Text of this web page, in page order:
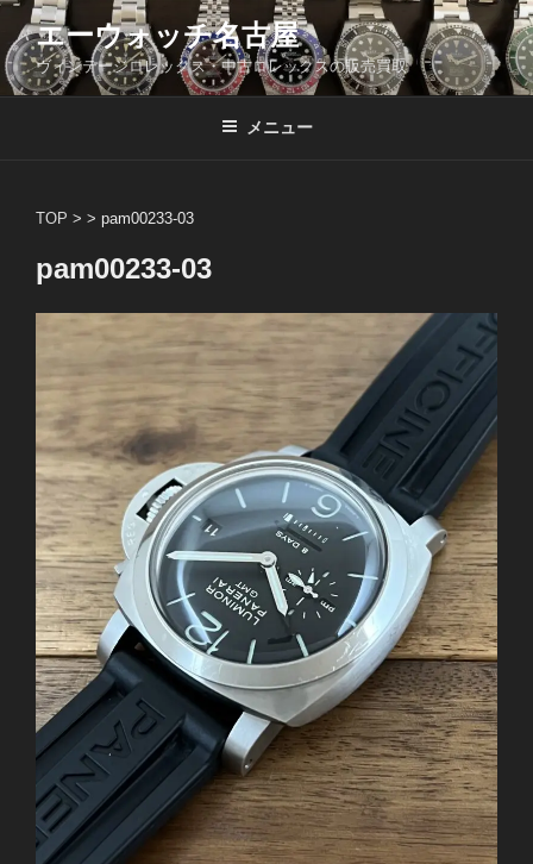
コ
ン
テ
ン
エーウォッチ名古屋
ヴィンテージロレックス・中古ロレックスの販売買取
メニュー
TOP > > pam00233-03
pam00233-03